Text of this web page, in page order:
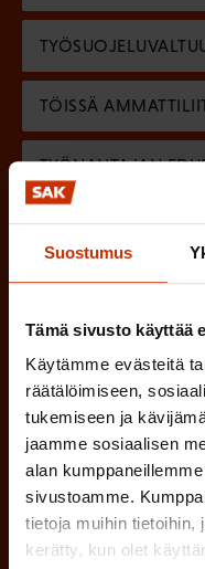
Suostumus
Tämä sivusto käyttää
Käytämme evästeitä
räätälöimiseen,
tukemiseen ja
jaamme sosiaalisen
alan
sivustoamme.
tietoja muihin tietoihin,
kerätty, kun olet
)
e
n
)
TÖISSÄ
TYÖNANTAJAN
MUU KIINNOSTUS
Millä kielellä
SUOMI
Hyväksyn
SAK:n